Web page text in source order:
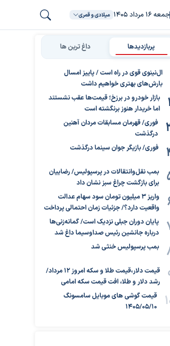
جمعه ۱۶ مرداد ۱۴۰۵ میلادی و قمری
پربازدیدها داغ ترین ها
ال‌نینوی قوی در راه است / پاییز امسال
بارش‌های بهتری خواهیم داشت
بازار خودرو در برزخ؛ قیمت‌ها عقب نشستند
اما خریدار هنوز برنگشته است
فوری/ قهرمان مسابقات مردان آهنین
درگذشت
فوری/ بازیگر جوان سینما درگذشت
بمب نقل‌وانتقالات در پرسپولیس/ رضاییان
برای بازگشت چراغ سبز نشان داد
واریز ۳ میلیون تومان سود سهام عدالت
واقعیت دارد؟/ جزئیات زمان احتمالی پرداخت
پایان دوران جبلی نزدیک است/ گمانه‌زنی‌ها
درباره جانشین رئیس صداوسیما داغ شد
بمب پرسپولیس خنثی شد
قیمت دلار،قیمت طلا و سکه امروز ۱۲ مرداد/
رشد دلار و طلا، افت قیمت سکه امامی
قیمت گوشی های موبایل سامسونگ
1405/05/10